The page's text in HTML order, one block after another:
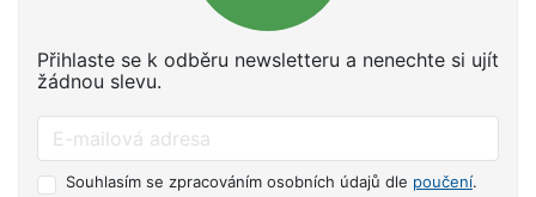
Přihlaste se k odběru newsletteru a nenechte si ujít
žádnou slevu.
Souhlasím se zpracováním osobních údajů dle poučení.